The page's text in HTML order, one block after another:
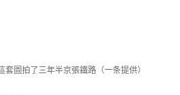
圖拍了三年半京張鐵路（一条提供）